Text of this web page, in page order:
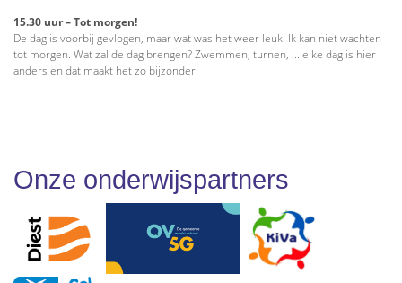
15.30 uur – Tot morgen!
De dag is voorbij gevlogen, maar wat was het weer leuk! Ik kan niet wachten
tot morgen. Wat zal de dag brengen? Zwemmen, turnen, ... elke dag is hier
anders en dat maakt het zo bijzonder!
Onze onderwijspartners